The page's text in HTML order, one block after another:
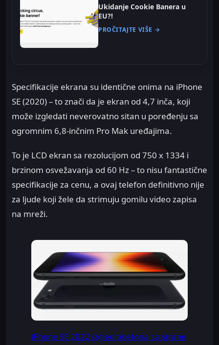
Ukidanje Cookie Banera u
EU?!
PROČITAJTE VIŠE →
Specifikacije ekrana su identične onima na iPhone
SE (2020) – to znači da je ekran od 4,7 inča, koji
može izgledati neverovatno sitan u poređenju sa
ogromnim 6,8-inčnim Pro Mak uređajima.
To je LCD ekran sa rezolucijom od 750 x 1334 i
brzinom osvežavanja od 60 Hz – to nisu fantastične
specifikacije za cenu, a ovaj telefon definitivno nije
za ljude koji žele da strimuju gomilu video zapisa
na mreži.
iPhone SE 2022 izgled telefona sa strane